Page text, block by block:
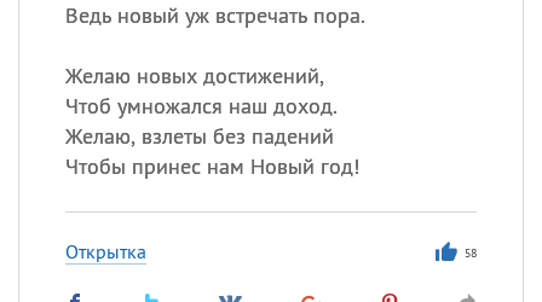
Ведь новый уж встречать пора.
Желаю новых достижений,
Чтоб умножался наш доход.
Желаю, взлеты без падений
Чтобы принес нам Новый год!
Открытка 58